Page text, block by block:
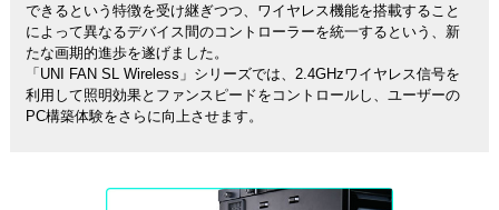
できるという特徴を受け継ぎつつ、ワイヤレス機能を搭載すること
によって異なるデバイス間のコントローラーを統一するという、新
たな画期的進歩を遂げました。
「UNI FAN SL Wireless」シリーズでは、2.4GHzワイヤレス信号を
利用して照明効果とファンスピードをコントロールし、ユーザーの
PC構築体験をさらに向上させます。